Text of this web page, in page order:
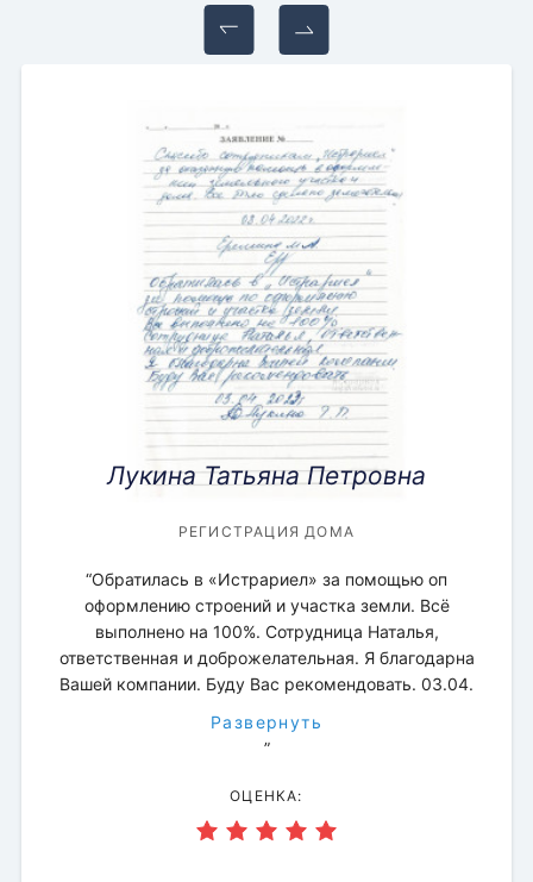
Лукина Татьяна Петровна
РЕГИСТРАЦИЯ ДОМА
“Обратилась в «Истрариел» за помощью оп
оформлению строений и участка земли. Всё
выполнено на 100%. Сотрудница Наталья,
ответственная и доброжелательная. Я благодарна
Вашей компании. Буду Вас рекомендовать. 03.04.
Развернуть
”
ОЦЕНКА:
ОЦЕНКА:
ОЦЕНКА:
МЕЖЕВАНИЕ ЗЕМЕЛЬНОГО УЧАСТКА
ОЦЕНКА:
СОПРОВОЖДЕНИЕ СДЕЛКИ
ОЦЕНКА:
МЕЖЕВОЙ ПЛАН
ОЦЕНКА:
РЕГИСТРАЦИЯ ДОМА
ОЦЕНКА:
МЕЖЕВАНИЕ ЗЕМЕЛЬНОГО УЧАСТКА
ОЦЕНКА:
ПРЕДСТАВИТЕЛЬСТВО В СУДЕ
ОЦЕНКА:
МЕЖЕВАНИЕ ЗЕМЕЛЬНОГО УЧАСТКА
ОЦЕНКА: